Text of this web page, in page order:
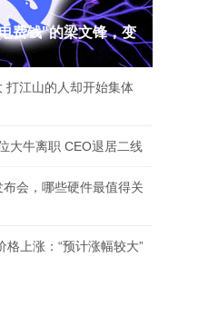
费钱"的梁文锋，变
打江山的人却开始集体
大牛离职 CEO退居二线
会，哪些硬件最值得关
格上涨：“预计涨幅较大”